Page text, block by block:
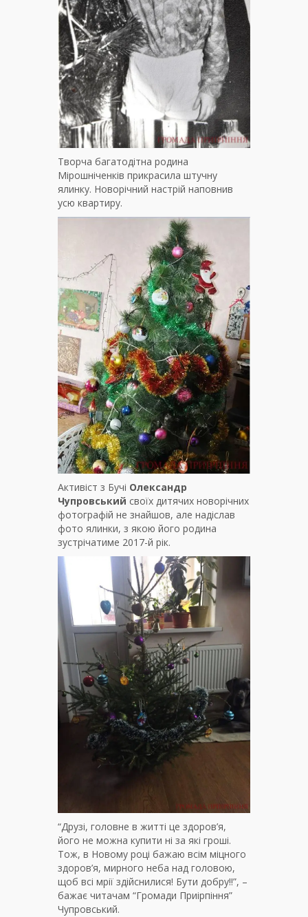
Творча багатодітна родина
Мірошніченків прикрасила штучну
ялинку. Новорічний настрій наповнив
усю квартиру.
Активіст з Бучі Олександр
Чупровський своїх дитячих новорічних
фотографій не знайшов, але надіслав
фото ялинки, з якою його родина
зустрічатиме 2017-й рік.
“Друзі, головне в житті це здоров’я,
його не можна купити ні за які гроші.
Тож, в Новому році бажаю всім міцного
здоров’я, мирного неба над головою,
щоб всі мрії здійснилися! Бути добру!!”, –
бажає читачам “Громади Приірпіння”
Чупровський.